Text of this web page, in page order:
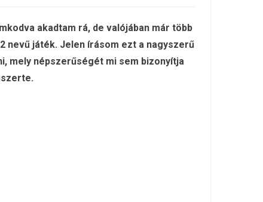
akadtam rá, de valójában már több
nevű játék. Jelen írásom ezt a nagyszerű
mely népszerűségét mi sem bizonyítja